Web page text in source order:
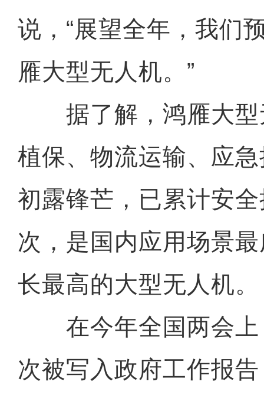
说，“展望全年，我们
雁大型无人机。”
据了解，鸿雁大型
植保、物流运输、应
初露锋芒，已累计安
次，是国内应用场景
长最高的大型无人机。
在今年全国两会上
次被写入政府工作报